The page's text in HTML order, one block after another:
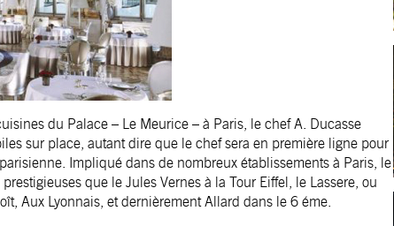
du Palace – Le Meurice – à Paris, le chef A. Ducasse
sur place, autant dire que le chef sera en première ligne pour
Impliqué dans de nombreux établissements à Paris, le
que le Jules Vernes à la Tour Eiffel, le Lassere, ou
Aux Lyonnais, et dernièrement Allard dans le 6 éme.